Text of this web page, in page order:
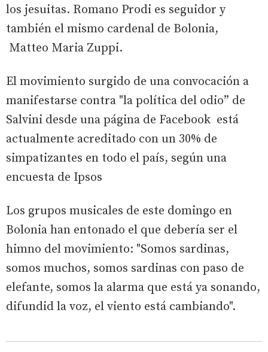
los jesuitas. Romano Prodi es seguidor y
también el mismo cardenal de Bolonia,
Matteo Maria Zuppi.
El movimiento surgido de una convocación a
manifestarse contra "la política del odio” de
Salvini desde una página de Facebook está
actualmente acreditado con un 30% de
simpatizantes en todo el país, según una
encuesta de Ipsos
Los grupos musicales de este domingo en
Bolonia han entonado el que debería ser el
himno del movimiento: "Somos sardinas,
somos muchos, somos sardinas con paso de
elefante, somos la alarma que está ya sonando,
difundid la voz, el viento está cambiando".